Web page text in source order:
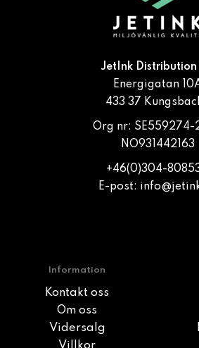
JetInk Distribution
Energigatan
433 37
Org nr: SE559274-
NO931442163
+46(0)304-
E-post:
Information
Kontakt oss
Om oss
Vidersalg